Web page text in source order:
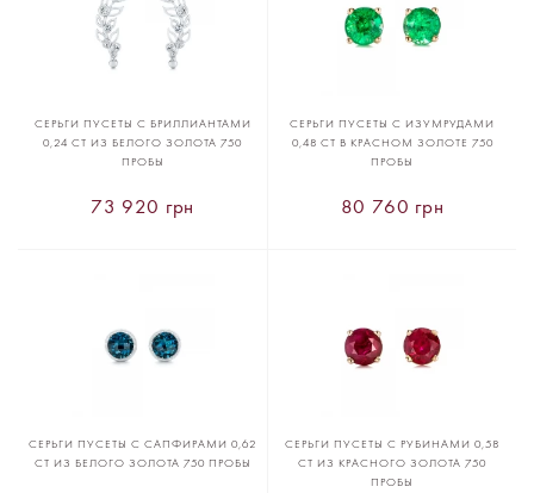
СЕРЬГИ ПУСЕТЫ С БРИЛЛИАНТАМИ
0,24 CT ИЗ БЕЛОГО ЗОЛОТА 750
ПРОБЫ
73 920 грн
СЕРЬГИ ПУСЕТЫ С ИЗУМРУДАМИ
0,48 CT В КРАСНОМ ЗОЛОТЕ 750
ПРОБЫ
80 760 грн
СЕРЬГИ ПУСЕТЫ С САПФИРАМИ 0,62
CT ИЗ БЕЛОГО ЗОЛОТА 750 ПРОБЫ
СЕРЬГИ ПУСЕТЫ С РУБИНАМИ 0,58
CT ИЗ КРАСНОГО ЗОЛОТА 750
ПРОБЫ